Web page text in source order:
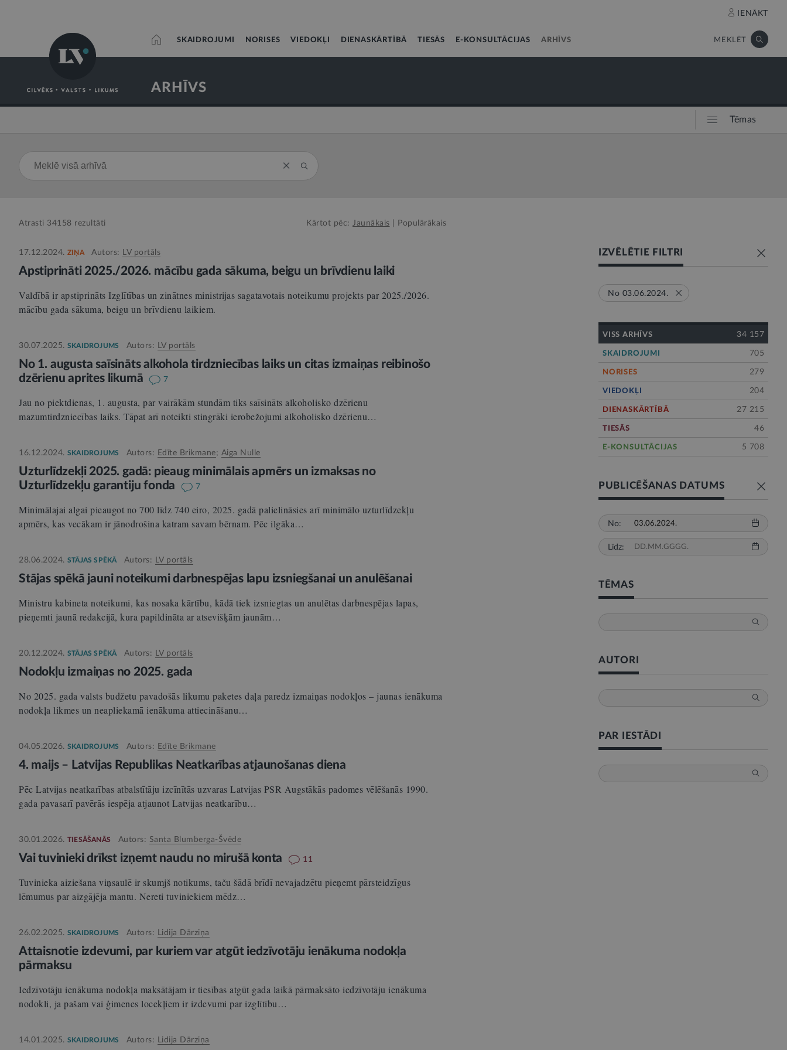
IENĀKT
SKAIDROJUMI NORISES VIEDOKĻI DIENASKĀRTĪBĀ TIESĀS E-KONSULTĀCIJAS ARHĪVS MEKLĒT
ARHĪVS
Tēmas
Atrasti 34158 rezultāti Kārtot pēc: Jaunākais Populārākais
17.12.2024. ZIŅA Autors: LV portāls
Apstiprināti 2025./2026. mācību gada sākuma, beigu un brīvdienu laiki
Valdībā ir apstiprināts Izglītības un zinātnes ministrijas sagatavotais noteikumu projekts par 2025./2026.
mācību gada sākuma, beigu un brīvdienu laikiem.
30.07.2025. SKAIDROJUMS Autors: LV portāls
No 1. augusta saīsināts alkohola tirdzniecības laiks un citas izmaiņas reibinošo
dzērienu aprites likumā
7
Jau no piektdienas, 1. augusta, par vairākām stundām tiks saīsināts alkoholisko dzērienu
mazumtirdzniecības laiks. Tāpat arī noteikti stingrāki ierobežojumi alkoholisko dzērienu…
16.12.2024. SKAIDROJUMS Autors: Edīte Brikmane; Aiga Nulle
Uzturlīdzekļi 2025. gadā: pieaug minimālais apmērs un izmaksas no
Uzturlīdzekļu garantiju fonda
7
Minimālajai algai pieaugot no 700 līdz 740 eiro, 2025. gadā palielināsies arī minimālo uzturlīdzekļu
apmērs, kas vecākam ir jānodrošina katram savam bērnam. Pēc ilgāka…
28.06.2024. STĀJAS SPĒKĀ Autors: LV portāls
Stājas spēkā jauni noteikumi darbnespējas lapu izsniegšanai un anulēšanai
Ministru kabineta noteikumi, kas nosaka kārtību, kādā tiek izsniegtas un anulētas darbnespējas lapas,
pieņemti jaunā redakcijā, kura papildināta ar atsevišķām jaunām…
20.12.2024. STĀJAS SPĒKĀ Autors: LV portāls
Nodokļu izmaiņas no 2025. gada
No 2025. gada valsts budžetu pavadošās likumu paketes daļa paredz izmaiņas nodokļos – jaunas ienākuma
nodokļa likmes un neapliekamā ienākuma attiecināšanu…
04.05.2026. SKAIDROJUMS Autors: Edīte Brikmane
4. maijs – Latvijas Republikas Neatkarības atjaunošanas diena
Pēc Latvijas neatkarības atbalstītāju izcīnītās uzvaras Latvijas PSR Augstākās padomes vēlēšanās 1990.
gada pavasarī pavērās iespēja atjaunot Latvijas neatkarību…
30.01.2026. TIESĀŠANĀS Autors: Santa Blumberga-Švēde
Vai tuvinieki drīkst izņemt naudu no mirušā konta 11
Tuvinieka aiziešana viņsaulē ir skumjš notikums, taču šādā brīdī nevajadzētu pieņemt pārsteidzīgus
lēmumus par aizgājēja mantu. Nereti tuviniekiem mēdz…
26.02.2025. SKAIDROJUMS Autors: Lidija Dārziņa
Attaisnotie izdevumi, par kuriem var atgūt iedzīvotāju ienākuma nodokļa
pārmaksu
Iedzīvotāju ienākuma nodokļa maksātājam ir tiesības atgūt gada laikā pārmaksāto iedzīvotāju ienākuma
nodokli, ja pašam vai ģimenes locekļiem ir izdevumi par izglītību…
14.01.2025. SKAIDROJUMS Autors: Lidija Dārziņa
IZVĒLĒTIE FILTRI
No 03.06.2024.
VISS ARHĪVS 34 157
SKAIDROJUMI 705
NORISES 279
VIEDOKĻI 204
DIENASKĀRTĪBĀ 27 215
TIESĀS 46
E-KONSULTĀCIJAS 5 708
PUBLICĒŠANAS DATUMS
No:
Līdz:
TĒMAS
AUTORI
PAR IESTĀDI